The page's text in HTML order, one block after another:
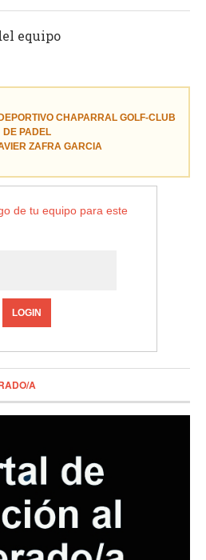
equipo
CHAPARRAL GOLF-CLUB
DE PADEL
ZAFRA GARCIA
de tu equipo para este
LOGIN
A